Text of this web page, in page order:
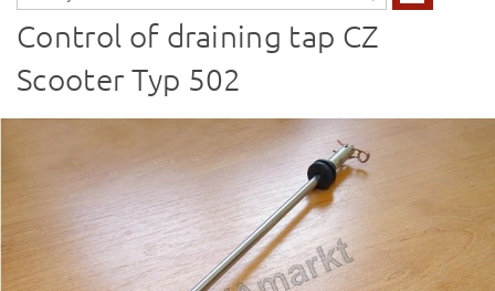
Control of draining tap CZ
Scooter Typ 502